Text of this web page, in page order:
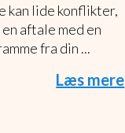
kan lide konflikter,
aftale med en
fra din ...
Læs mere